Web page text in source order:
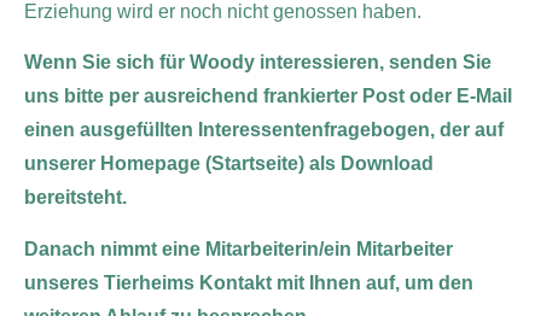
Erziehung wird er noch nicht genossen haben.
Wenn Sie sich für Woody interessieren, senden Sie
uns bitte per ausreichend frankierter Post oder E-Mail
einen ausgefüllten Interessentenfragebogen, der auf
unserer Homepage (Startseite) als Download
bereitsteht.
Danach nimmt eine Mitarbeiterin/ein Mitarbeiter
unseres Tierheims Kontakt mit Ihnen auf, um den